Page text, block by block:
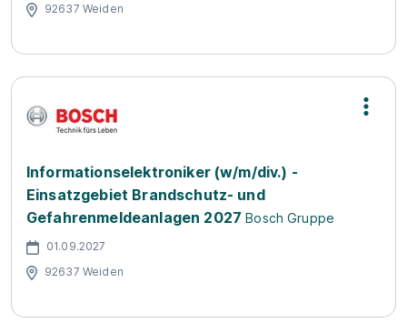
92637 Weiden
Informationselektroniker (w/m/div.) -
Einsatzgebiet Brandschutz- und
Gefahrenmeldeanlagen 2027 Bosch Gruppe
01.09.2027
92637 Weiden